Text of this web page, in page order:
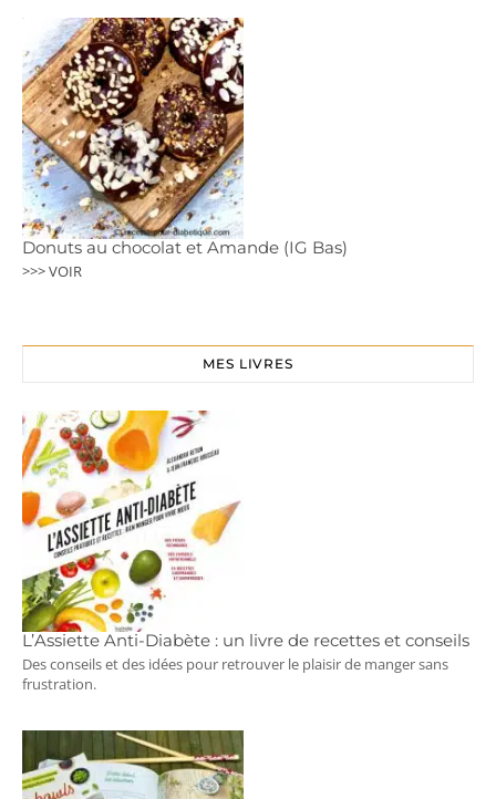
Donuts au chocolat et Amande (IG Bas)
>>> VOIR
MES LIVRES
L’Assiette Anti-Diabète : un livre de recettes et conseils
Des conseils et des idées pour retrouver le plaisir de manger sans
frustration.